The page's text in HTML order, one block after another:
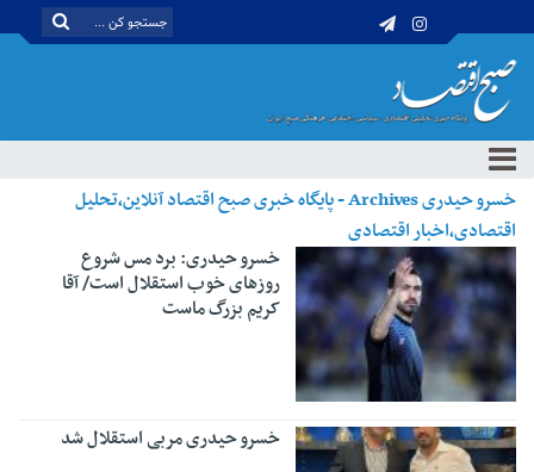
خسرو حیدری Archives - پایگاه خبری صبح اقتصاد آنلاین،تحلیل
اقتصادی،اخبار اقتصادی
خسرو حیدری: برد مس شروع
روزهای خوب استقلال است/ آقا
کریم بزرگ ماست
خسرو حیدری مربی استقلال شد